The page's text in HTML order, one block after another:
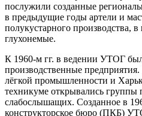
послужили созданные
в предыдущие годы артели и
полукустарного производства,
глухонемые.
К 1960-м гг. в ведении УТОГ
производственные
лёгкой промышленности и
техникуме открывались группы
слабослышащих. Созданное в
конструкторское бюро (ПКБ)